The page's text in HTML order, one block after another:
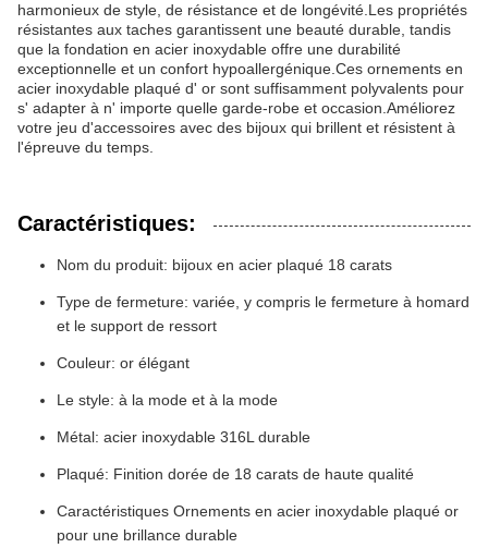
harmonieux de style, de résistance et de longévité.Les propriétés
résistantes aux taches garantissent une beauté durable, tandis
que la fondation en acier inoxydable offre une durabilité
exceptionnelle et un confort hypoallergénique.Ces ornements en
acier inoxydable plaqué d' or sont suffisamment polyvalents pour
s' adapter à n' importe quelle garde-robe et occasion.Améliorez
votre jeu d'accessoires avec des bijoux qui brillent et résistent à
l'épreuve du temps.
Caractéristiques:
Nom du produit: bijoux en acier plaqué 18 carats
Type de fermeture: variée, y compris le fermeture à homard
et le support de ressort
Couleur: or élégant
Le style: à la mode et à la mode
Métal: acier inoxydable 316L durable
Plaqué: Finition dorée de 18 carats de haute qualité
Caractéristiques Ornements en acier inoxydable plaqué or
pour une brillance durable